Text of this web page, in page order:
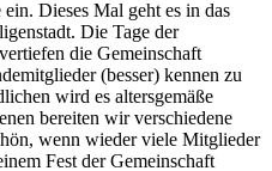
Dieses Mal geht es in das
Die Tage der
die Gemeinschaft
(besser) kennen zu
wird es altersgemäße
bereiten wir verschiedene
wenn wieder viele Mitglieder
Fest der Gemeinschaft